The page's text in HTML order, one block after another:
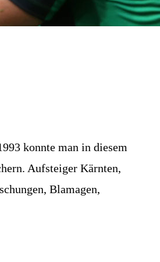
konnte man in diesem
Aufsteiger Kärnten,
Blamagen,